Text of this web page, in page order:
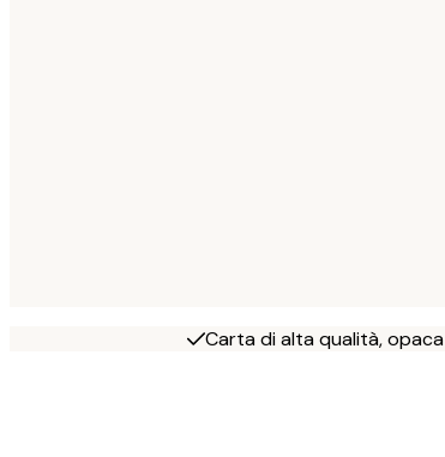
Carta di alta qualità, opaca